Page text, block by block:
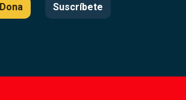
Dona Suscríbete